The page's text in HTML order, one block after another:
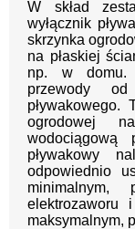
W skład
wyłącznik
skrzynka
na płaskiej
np. w domu.
przewody od
pływakowego.
ogrodowej
wodociągową
pływakowy
odpowiednio
minimalnym,
elektrozaworu
maksymalnym,